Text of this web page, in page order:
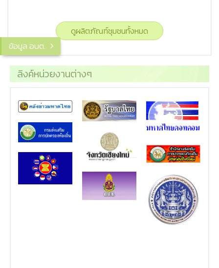
ข้อมูล อบต.
ดูผลิตภัณฑ์ชุมชนทั้งหมด
ลิงค์หน่วยงานต่างๆ